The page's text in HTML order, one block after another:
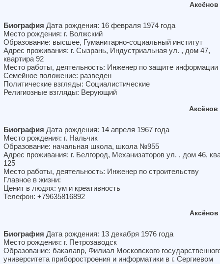
Биография Дата рождения: 16 февраля 1974 года
Место рождения: г. Волжский
Образование: высшее, Гуманитарно-социальный институт
Адрес проживания: г. Сызрань, Индустриальная ул. , дом 47,
квартира 92
Место работы, деятельность: Инженер по защите информации
Семейное положение: разведен
Политические взгляды: Социалистические
Религиозные взгляды: Верующий
Биография Дата рождения: 14 апреля 1967 года
Место рождения: г. Нальчик
Образование: начальная школа, школа №955
Адрес проживания: г. Белгород, Механизаторов ул. , дом 46,
125
Место работы, деятельность: Инженер по строительству
Главное в жизни:
Ценит в людях: ум и креативность
Телефон: +79635816892
Биография Дата рождения: 13 декабря 1976 года
Место рождения: г. Петрозаводск
Образование: бакалавр, Филиал Московского
университета приборостроения и информатики в г. Сергиевом